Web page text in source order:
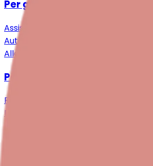
Per genitori e famiglie
Assistenza specialistica
Auto-aiuto & Comunità
Alleggerimento & Supporto
Per professioniste/i
Ricerca
Formazione continua